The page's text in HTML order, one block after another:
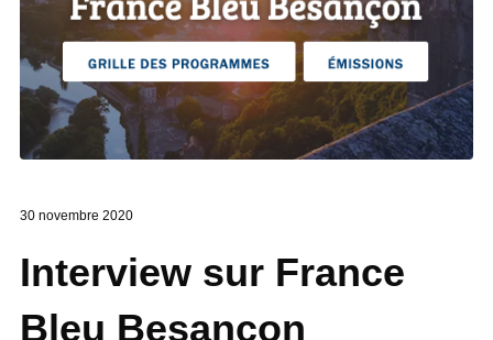
30 novembre 2020
Interview sur France
Bleu Besancon